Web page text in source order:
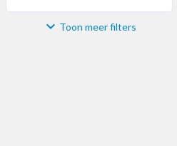
Materiaal Toon meer filters